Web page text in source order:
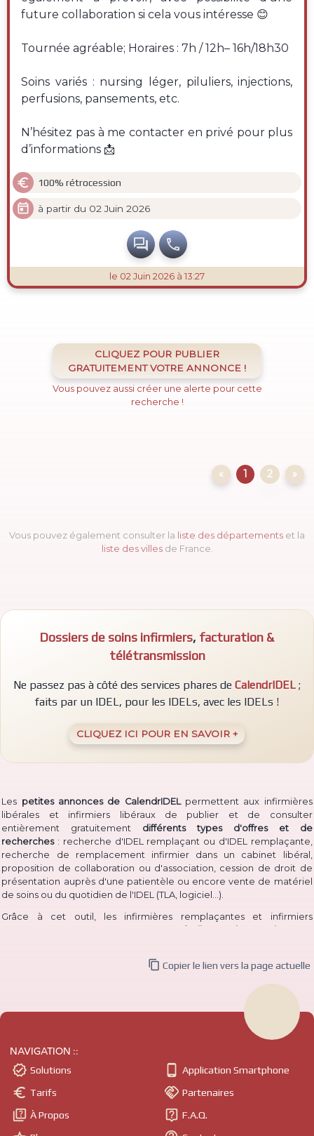
future collaboration si cela vous intéresse 😊
Tournée agréable; Horaires : 7h / 12h– 16h/18h30
Soins variés : nursing léger, piluliers, injections,
perfusions, pansements, etc.
N’hésitez pas à me contacter en privé pour plus
d’informations 📩
 100% rétrocession
 à partir du 02 Juin 2026
 
le 02 Juin 2026 à 13:27
CLIQUEZ POUR PUBLIER
GRATUITEMENT VOTRE ANNONCE !
Vous pouvez aussi créer une alerte pour cette
recherche !
« 1 2 »
Vous pouvez également consulter la liste des départements et la
liste des villesde France.
Dossiers de soins infirmiers, facturation &
télétransmission
Ne passez pas à côté des services phares de CalendrIDEL ;
faits par un IDEL, pour les IDELs, avec les IDELs !
CLIQUEZ ICI POUR EN SAVOIR +
Les petites annonces de CalendrIDELpermettent aux infirmières
libérales et infirmiers libéraux de publier et de consulter
entièrement gratuitement différents types d'offres et de
recherches: recherche d'IDEL remplaçant ou d'IDEL remplaçante,
recherche de remplacement infirmier dans un cabinet libéral,
proposition de collaboration ou d'association, cession de droit de
présentation auprès d'une patientèle ou encore vente de matériel
de soins ou du quotidien de l'IDEL (TLA, logiciel...)
Grâce à cet outil, les infirmières remplaçantes et infirmiers
consulter les annonces de recherche
remplaçante et d'infirmier libéral remplaçant déjà publiées.
De même, des infirmières ou infirmiers titulaires peuvent aisément
recherche de collaborateur ou de collaboratrice
, ou
pour compléter l'équipe du
intéressé·e·s par une installation en
cabinetpeuvent postuler à ces annonces ou même publier
courant de le dire -
ou une infirmière à domicile de
de présentation auprès d'une patientèle
de patientèle" ou "vente de patientèle") , permettant ainsi à un IDE
 Copier le lien vers la page actuelle
NAVIGATION ::
 Solutions
 Tarifs
 À Propos
 Application Smartphone
 Partenaires
 F.A.Q.